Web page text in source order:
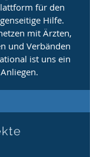
für den
Hilfe.
mit Ärzten,
und Verbänden
ist uns ein